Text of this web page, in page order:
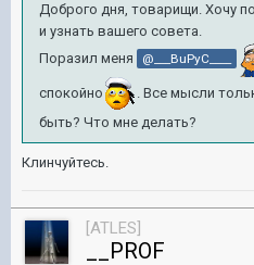
Доброго дня, товарищи. Хочу
и узнать вашего совета.
Поразил меня
@___BuPyC____
спокойно
. Все мысли
быть? Что мне делать?
Клинчуйтесь.
[ATLES]
__PROF